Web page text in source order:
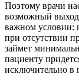
Поэтому врачи
возможный
важном условии:
при отсутствии
займет
пациенту
исключительно в